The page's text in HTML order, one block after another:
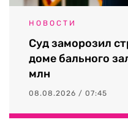
НОВОСТИ
Суд заморозил
доме бального
млн
08.08.2026 / 07:45